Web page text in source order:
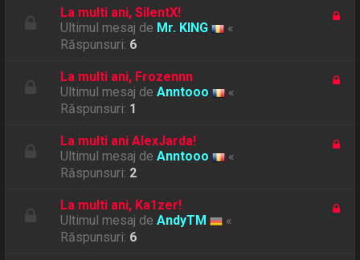
La multi ani, SilentX!
Ultimul mesaj de Mr. KING
«
Răspunsuri: 6
La multi ani, Frozennn
Ultimul mesaj deAnntooo
«
Răspunsuri: 1
La multi ani AlexJarda!
Ultimul mesaj deAnntooo
«
Răspunsuri: 2
La multi ani, Ka1zer!
Ultimul mesaj deAndyTM
«
Răspunsuri: 6